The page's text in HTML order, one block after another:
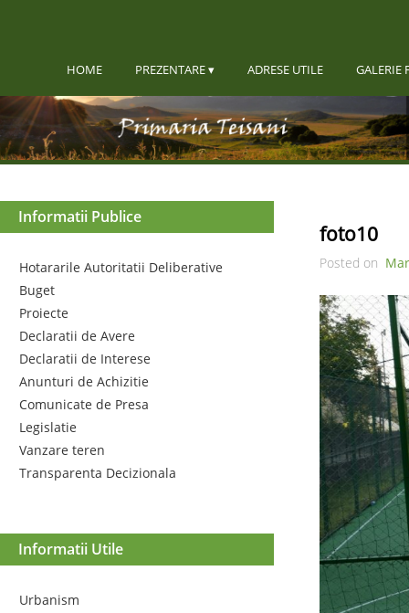
HOME PREZENTARE ADRESE UTILE GALERIE
Informatii Publice
Hotararile Autoritatii Deliberative
Buget
Proiecte
Declaratii de Avere
Declaratii de Interese
Anunturi de Achizitie
Comunicate de Presa
Legislatie
Vanzare teren
Transparenta Decizionala
Informatii Utile
Urbanism
foto10
Posted on